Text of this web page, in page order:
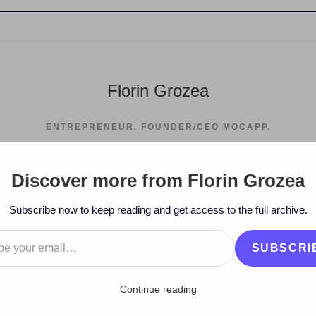
Florin Grozea
ENTREPRENEUR. FOUNDER/CEO MOCAPP.
November > >
Discover more from Florin Grozea
Subscribe now to keep reading and get access to the full archive.
Continue reading